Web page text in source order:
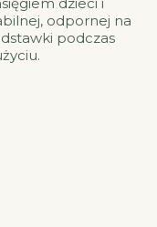
dzieci i
odpornej na
podczas